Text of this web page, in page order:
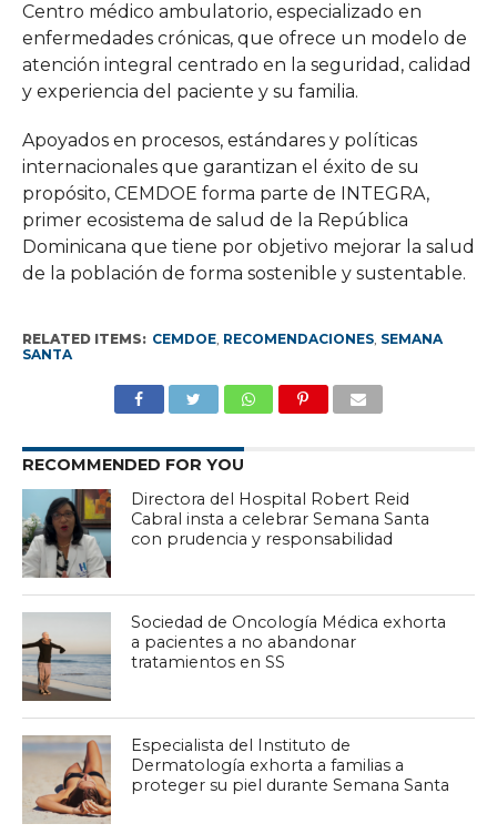
Centro médico ambulatorio, especializado en
enfermedades crónicas, que ofrece un modelo de
atención integral centrado en la seguridad, calidad
y experiencia del paciente y su familia.
Apoyados en procesos, estándares y políticas
internacionales que garantizan el éxito de su
propósito, CEMDOE forma parte de INTEGRA,
primer ecosistema de salud de la República
Dominicana que tiene por objetivo mejorar la salud
de la población de forma sostenible y sustentable.
RELATED ITEMS: CEMDOE, RECOMENDACIONES, SEMANA
SANTA
RECOMMENDED FOR YOU
Directora del Hospital Robert Reid
Cabral insta a celebrar Semana Santa
con prudencia y responsabilidad
Sociedad de Oncología Médica exhorta
a pacientes a no abandonar
tratamientos en SS
Especialista del Instituto de
Dermatología exhorta a familias a
proteger su piel durante Semana Santa